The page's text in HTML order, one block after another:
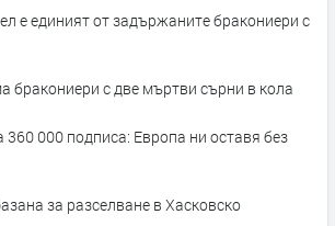
е единият от задържаните бракониери с
бракониери с две мъртви сърни в кола
000 подписа: Европа ни оставя без
за разселване в Хасковско